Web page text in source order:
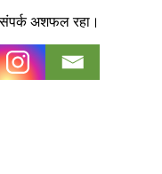
अशफल रहा।